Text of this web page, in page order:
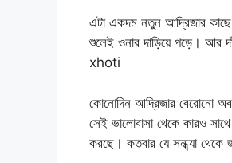
এটা একদম নতুন আদ্রিজার
শুলেই ওনার দাড়িয়ে পড়ে। আর
xhoti
কোনোদিন আদ্রিজার বেরোনো
সেই ভালোবাসা থেকে কারও
করছে। কতবার যে সন্ধ্যা থেকে